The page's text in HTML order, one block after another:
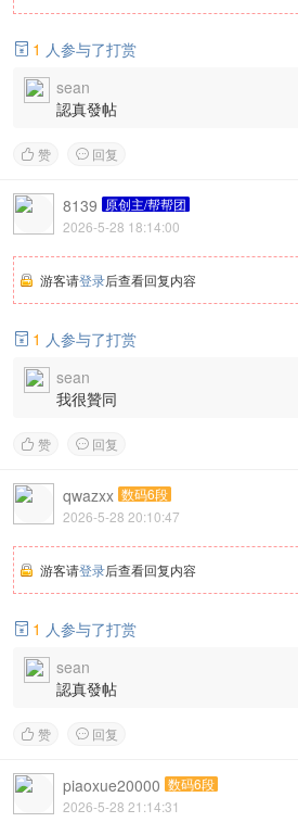
 1 人参与了打赏
sean
認真發帖
 赞  回复
8139 原创主/帮帮团
2026-5-28 18:14:00
游客请登录后查看回复内容
 1 人参与了打赏
sean
我很贊同
 赞  回复
qwazxx 数码6段
2026-5-28 20:10:47
游客请登录后查看回复内容
 1 人参与了打赏
sean
認真發帖
 赞  回复
piaoxue20000 数码6段
2026-5-28 21:14:31